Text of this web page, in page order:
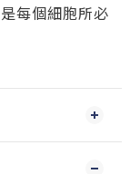
是每個細胞所必